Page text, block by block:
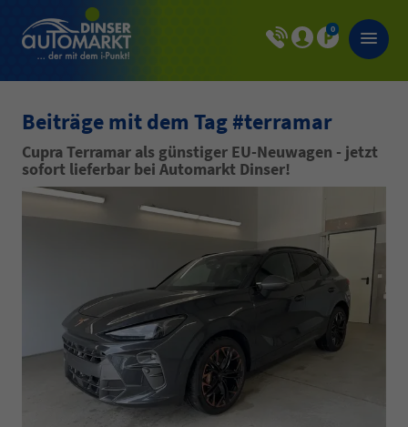
0
Beiträge mit dem Tag #terramar
Cupra Terramar als günstiger EU-Neuwagen - jetzt
sofort lieferbar bei Automarkt Dinser!